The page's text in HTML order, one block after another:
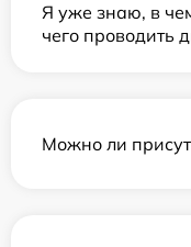
Я уже знаю, в
чего проводить
Можно ли